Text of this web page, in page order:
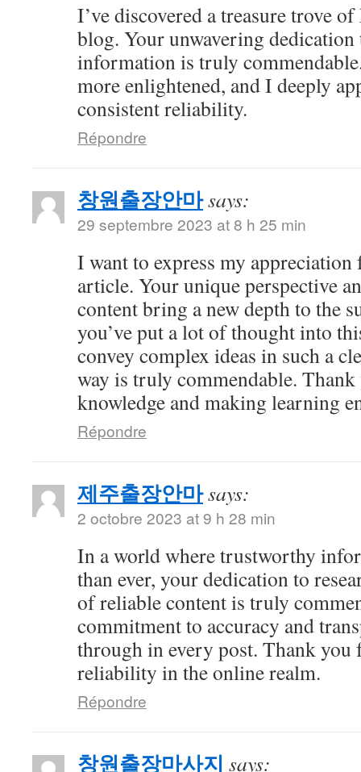
I’ve discovered a treasure trove
blog. Your unwavering
information is truly
more enlightened, and I deeply
consistent reliability.
Répondre
창원출장안마says:
29 septembre 2023 at 8 h 25 min
I want to express my
article. Your unique perspective
content bring a new depth to the
you’ve put a lot of thought into
convey complex ideas in such a
way is truly commendable.
knowledge and making learning
Répondre
제주출장안마says:
2 octobre 2023 at 9 h 28 min
In a world where trustworthy
than ever, your dedication to
of reliable content is truly
commitment to accuracy and
through in every post. Thank you
reliability in the online realm.
Répondre
창원출장마사지 says: